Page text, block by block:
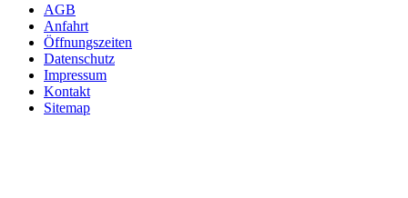
AGB
Anfahrt
Öffnungszeiten
Datenschutz
Impressum
Kontakt
Sitemap